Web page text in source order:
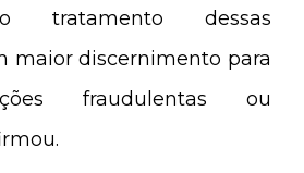
tratamento dessas
maior discernimento para
fraudulentas ou